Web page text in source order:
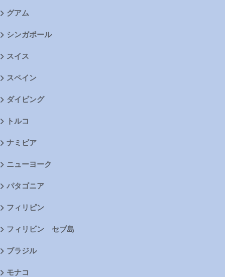
グアム
シンガポール
スイス
スペイン
ダイビング
トルコ
ナミビア
ニューヨーク
パタゴニア
フィリピン
フィリピン セブ島
ブラジル
モナコ